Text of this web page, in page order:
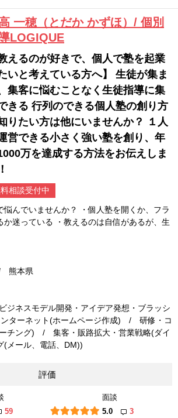
一穂（とだか かずほ）/ 個別
LOGIQUE
教えるのが好きで、個人で塾を起業
いと考えている方へ】 生徒が集ま
集客に悩むことなく生徒指導に集
きる 行列のできる個人塾の創り方
りたい方は他にいませんか？ １人
営できる小さく強い塾を創り、年
万を達成する方法をお伝えしま
相談受付中
悩んでいませんか？ ・個人塾を開くか、フラ
か迷っている ・教えるのは自信があるが、生
本県
ジネスモデル開発・アイデア発想・ブラッシ
ターネット(ホームページ作成) / 研修・コ
チング) / 集客・販路拡大・営業戦略(ダイ
(メール、電話、DM))
評価
59
面談
5.0
3